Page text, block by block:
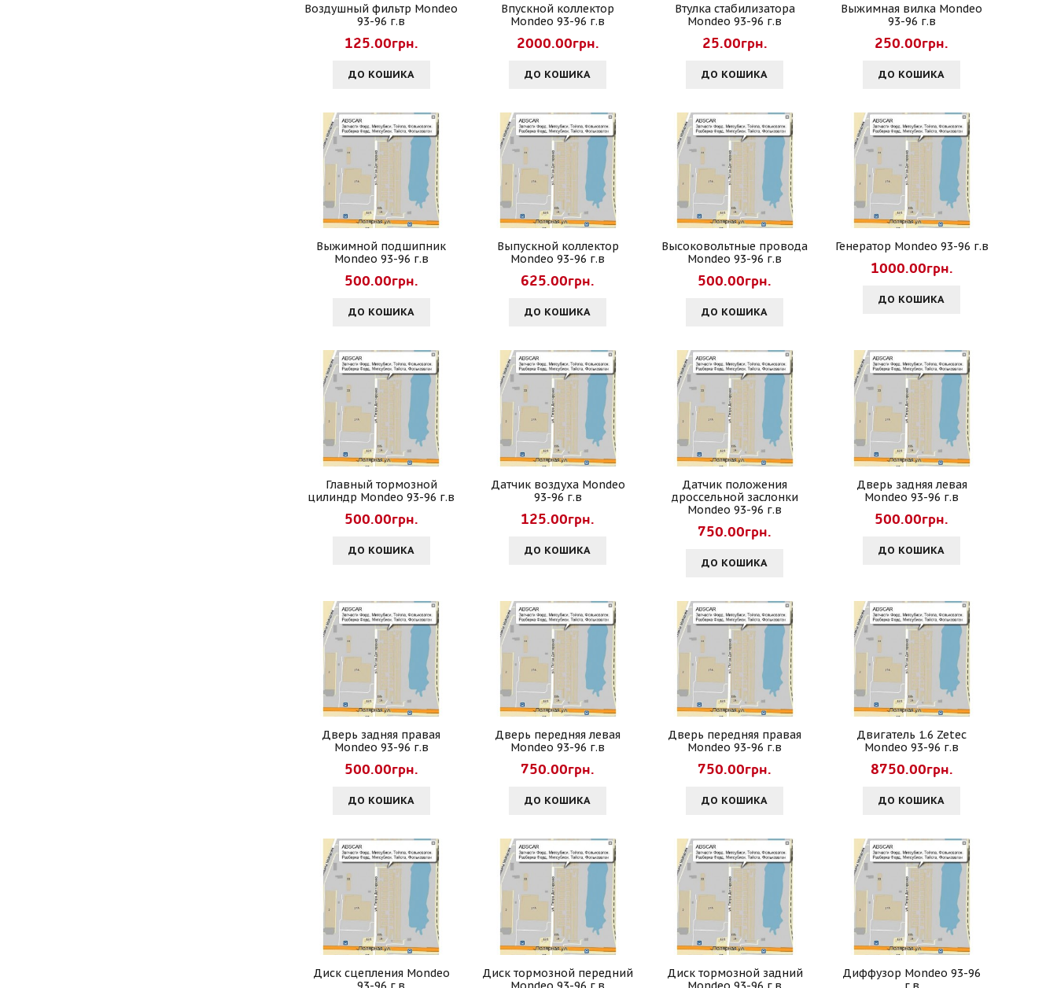
Воздушный фильтр Mondeo
93-96 г.в
125.00грн.
ДО КОШИКА
Впускной коллектор
Mondeo 93-96 г.в
2000.00грн.
ДО КОШИКА
Втулка стабилизатора
Mondeo 93-96 г.в
25.00грн.
ДО КОШИКА
Выжимная вилка Mondeo
93-96 г.в
250.00грн.
ДО КОШИКА
Выжимной подшипник
Mondeo 93-96 г.в
500.00грн.
ДО КОШИКА
Выпускной коллектор
Mondeo 93-96 г.в
625.00грн.
ДО КОШИКА
Высоковольтные провода
Mondeo 93-96 г.в
500.00грн.
ДО КОШИКА
Генератор Mondeo 93-96 г.в
1000.00грн.
ДО КОШИКА
Главный тормозной
цилиндр Mondeo 93-96 г.в
500.00грн.
ДО КОШИКА
Датчик воздуха Mondeo
93-96 г.в
125.00грн.
ДО КОШИКА
Датчик положения
дроссельной заслонки
Mondeo 93-96 г.в
750.00грн.
ДО КОШИКА
Дверь задняя левая
Mondeo 93-96 г.в
500.00грн.
ДО КОШИКА
Дверь задняя правая
Mondeo 93-96 г.в
500.00грн.
ДО КОШИКА
Дверь передняя левая
Mondeo 93-96 г.в
750.00грн.
ДО КОШИКА
Дверь передняя правая
Mondeo 93-96 г.в
750.00грн.
ДО КОШИКА
Двигатель 1.6 Zetec
Mondeo 93-96 г.в
8750.00грн.
ДО КОШИКА
Диск сцепления Mondeo
Диск тормозной передний
Диск тормозной задний
Диффузор Mondeo 93-96